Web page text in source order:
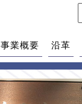
事業概要 沿革